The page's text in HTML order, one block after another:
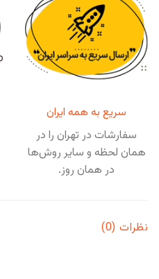
سریع به همه ایران
سفارشات در تهران را در
همان لحظه و سایر روش‌ها
در همان روز.
نظرات (0)